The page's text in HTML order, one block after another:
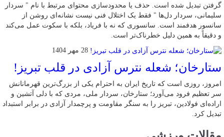
گرفتن تبدیل شده است. حذف یا محدودسازی محتوای مرتبط با نام " سردار
سلیمانی، سردار دل‌ها " فقط یک اختلال فنی نیست نشانه‌ای روشن از
سانسور هدفمند است. سانسوری که نه با فریاد، بلکه با سکوت عمل می‌کند
و دقیقاً به همین دلیل خطرناک‌تر است.
28 مهر 1404
ستارخان؛ شعله نترس آزادی در قلب تبریز!
امروز، روزی است که تاریخ ایران به احترام یکی از بزرگ‌ترین قهرمانانش
سر تعظیم فرود می‌آورد؛ ستارخان، سردار ملی، مردی که با دلی آتشین و
اراده‌ای فولادین، تبریز را به سنگر مقاومت و پرچمدار آزادی در برابر استبداد
تبدیل کرد.